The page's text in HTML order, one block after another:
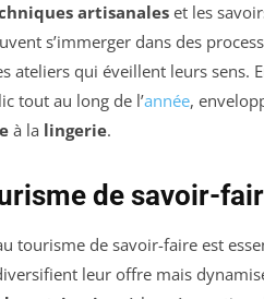
artisanaleset les
s’immerger dans des
ateliers qui éveillent leurs sens.
tout au long de l’année,
à la lingerie.
de savoir-
tourisme de savoir-faire est
leur offre mais